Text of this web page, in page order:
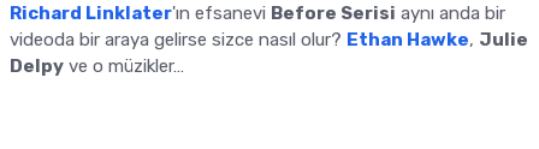
Richard Linklater'ın efsanevi Before Serisi aynı anda bir
videoda bir araya gelirse sizce nasıl olur? Ethan Hawke, Julie
Delpyve o müzikler…